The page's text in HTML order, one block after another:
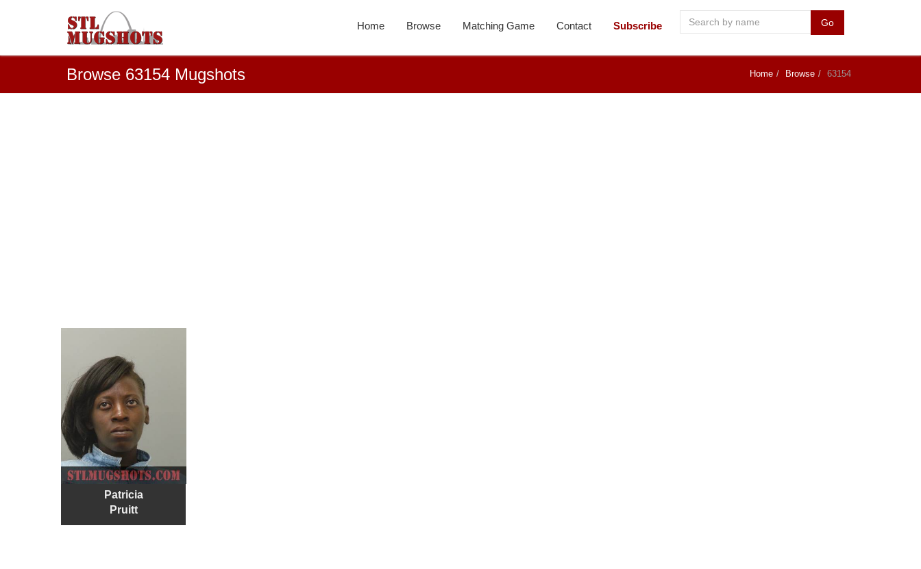
Home Browse Matching Game Contact Subscribe Go
Browse 63154 Mugshots Home Browse 63154
Patricia
Pruitt